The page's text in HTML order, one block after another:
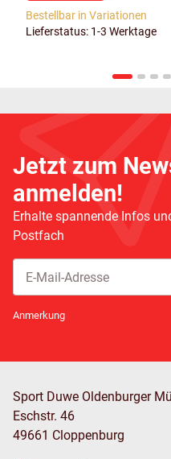
Bestellbar in Variationen
Lieferstatus: 1-3 Werktage
Jetzt zum
anmelden!
Erhalte spannende Infos
Postfach
Anmerkung
Sport Duwe Oldenburger
Eschstr. 46
49661 Cloppenburg